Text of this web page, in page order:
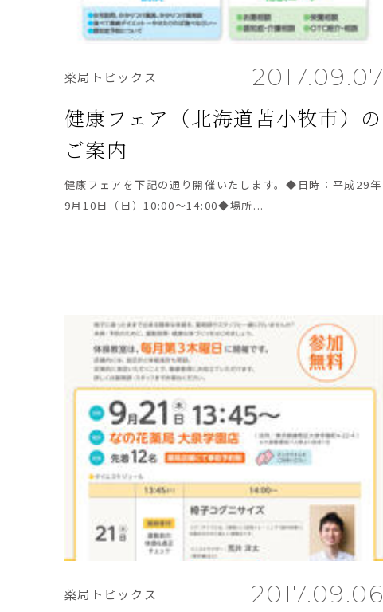
2017.09.07
薬局トピックス
健康フェア（北海道苫小牧市）の
ご案内
健康フェアを下記の通り開催いたします。◆日時：平成29年
9月10日（日）10:00～14:00◆場所...
2017.09.06
薬局トピックス